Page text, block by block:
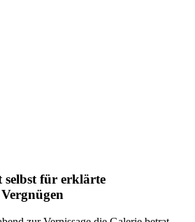
selbst für erklärte